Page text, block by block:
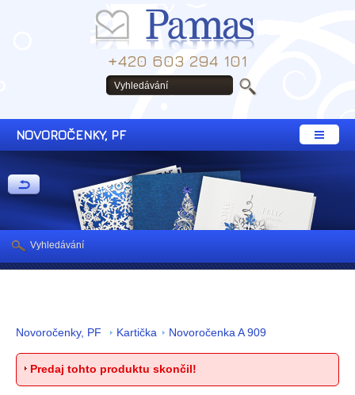
+420 603 294 101
NOVOROČENKY, PF
Novoročenky, PF Kartička Novoročenka A 909
Predaj tohto produktu skončil!
Vyhledávání